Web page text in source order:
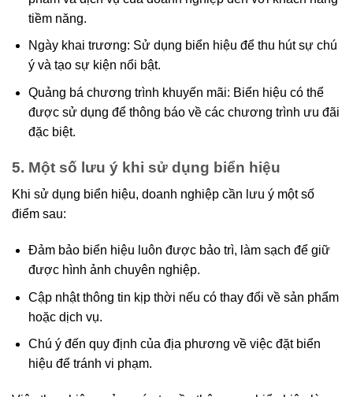
tiềm năng.
Ngày khai trương: Sử dụng biển hiệu để thu hút sự chú
ý và tạo sự kiện nổi bật.
Quảng bá chương trình khuyến mãi: Biển hiệu có thể
được sử dụng để thông báo về các chương trình ưu đãi
đặc biệt.
5. Một số lưu ý khi sử dụng biển hiệu
Khi sử dụng biển hiệu, doanh nghiệp cần lưu ý một số
điểm sau:
Đảm bảo biển hiệu luôn được bảo trì, làm sạch để giữ
được hình ảnh chuyên nghiệp.
Cập nhật thông tin kịp thời nếu có thay đổi về sản phẩm
hoặc dịch vụ.
Chú ý đến quy định của địa phương về việc đặt biển
hiệu để tránh vi phạm.